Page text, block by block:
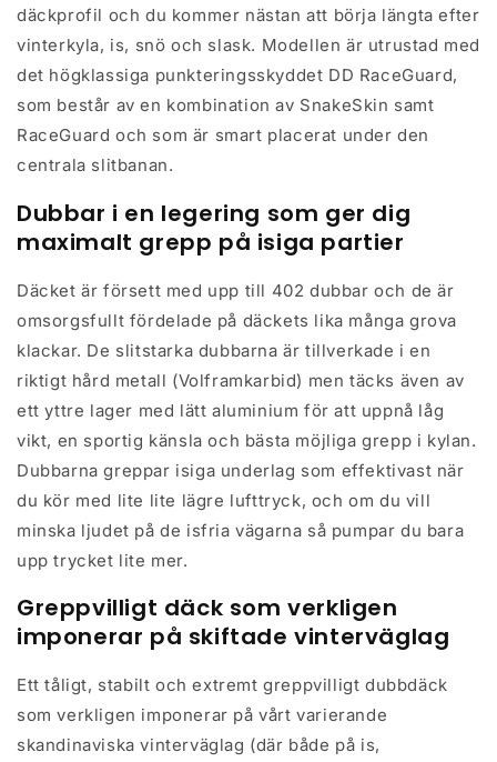
däckprofil och du kommer nästan att börja längta efter
vinterkyla, is, snö och slask. Modellen är utrustad med
det högklassiga punkteringsskyddet DD RaceGuard,
som består av en kombination av SnakeSkin samt
RaceGuard och som är smart placerat under den
centrala slitbanan.
Dubbar i en legering som ger dig
maximalt grepp på isiga partier
Däcket är försett med upp till 402 dubbar och de är
omsorgsfullt fördelade på däckets lika många grova
klackar. De slitstarka dubbarna är tillverkade i en
riktigt hård metall (Volframkarbid) men täcks även av
ett yttre lager med lätt aluminium för att uppnå låg
vikt, en sportig känsla och bästa möjliga grepp i kylan.
Dubbarna greppar isiga underlag som effektivast när
du kör med lite lite lägre lufttryck, och om du vill
minska ljudet på de isfria vägarna så pumpar du bara
upp trycket lite mer.
Greppvilligt däck som verkligen
imponerar på skiftade vinterväglag
Ett tåligt, stabilt och extremt greppvilligt dubbdäck
som verkligen imponerar på vårt varierande
skandinaviska vinterväglag (där både på is,